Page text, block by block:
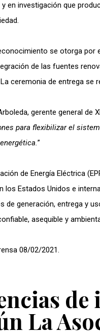
en investigación que
se otorga
de las fuentes
ceremonia de entrega se
gerente general de
para flexibilizar el
”
de Energía Eléctrica
los Estados Unidos e
de generación, entrega y
asequible y
08/02/2021.
La